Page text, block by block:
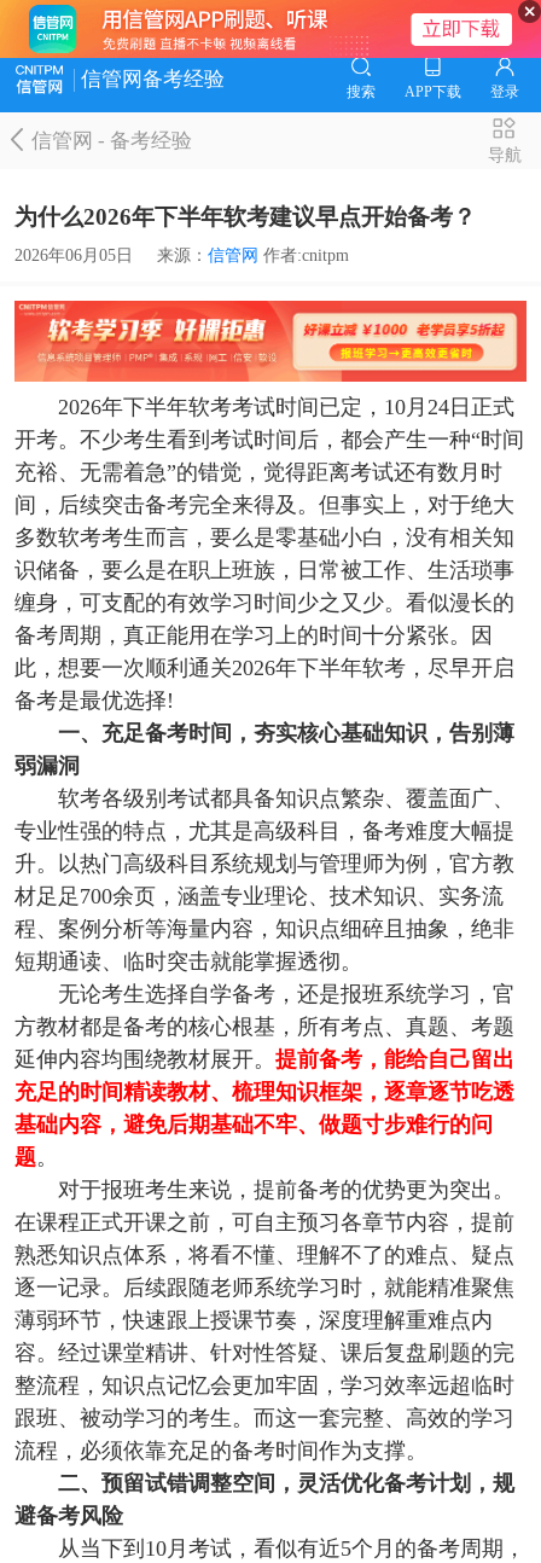
信管网备考经验
搜索 APP下载 登录
信管网- 备考经验
导航
为什么2026年下半年软考建议早点开始备考？
2026年06月05日 来源： 信管网 作者:cnitpm
2026年下半年软考考试时间已定，10月24日正式
开考。不少考生看到考试时间后，都会产生一种“时间
充裕、无需着急”的错觉，觉得距离考试还有数月时
间，后续突击备考完全来得及。但事实上，对于绝大
多数软考考生而言，要么是零基础小白，没有相关知
识储备，要么是在职上班族，日常被工作、生活琐事
缠身，可支配的有效学习时间少之又少。看似漫长的
备考周期，真正能用在学习上的时间十分紧张。因
此，想要一次顺利通关2026年下半年软考，尽早开启
备考是最优选择!
一、充足备考时间，夯实核心基础知识，告别薄
弱漏洞
软考各级别考试都具备知识点繁杂、覆盖面广、
专业性强的特点，尤其是高级科目，备考难度大幅提
升。以热门高级科目系统规划与管理师为例，官方教
材足足700余页，涵盖专业理论、技术知识、实务流
程、案例分析等海量内容，知识点细碎且抽象，绝非
短期通读、临时突击就能掌握透彻。
无论考生选择自学备考，还是报班系统学习，官
方教材都是备考的核心根基，所有考点、真题、考题
延伸内容均围绕教材展开。 提前备考，能给自己留出
充足的时间精读教材、梳理知识框架，逐章逐节吃透
基础内容，避免后期基础不牢、做题寸步难行的问
题。
对于报班考生来说，提前备考的优势更为突出。
在课程正式开课之前，可自主预习各章节内容，提前
熟悉知识点体系，将看不懂、理解不了的难点、疑点
逐一记录。后续跟随老师系统学习时，就能精准聚焦
薄弱环节，快速跟上授课节奏，深度理解重难点内
容。经过课堂精讲、针对性答疑、课后复盘刷题的完
整流程，知识点记忆会更加牢固，学习效率远超临时
跟班、被动学习的考生。而这一套完整、高效的学习
流程，必须依靠充足的备考时间作为支撑。
二、预留试错调整空间，灵活优化备考计划，规
避备考风险
从当下到10月考试，看似有近5个月的备考周期，